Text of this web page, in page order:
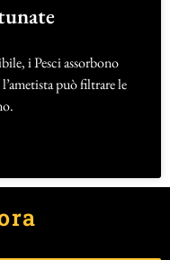
i Pesci assorbono
l’ametista può filtrare le